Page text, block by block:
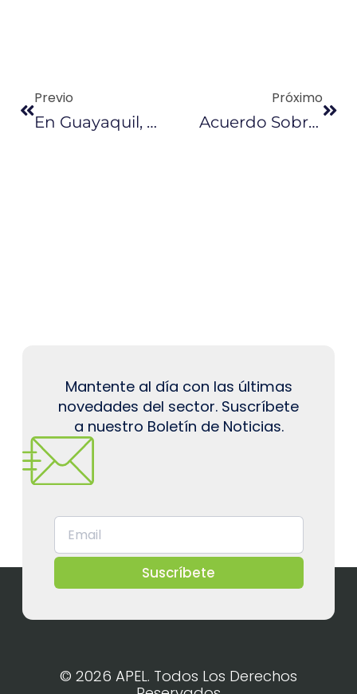
Previo
En Guayaquil, 90 Productos Ecuatorianos Recibieron Sello De Calidad INEN
Próximo
Acuerdo Sobre Recorte De La Producción Petrolera Se Postergó Para Hoy
Mantente al día con las últimas
novedades del sector. Suscríbete
a nuestro Boletín de Noticias.
Suscríbete
© 2026 APEL. Todos Los Derechos